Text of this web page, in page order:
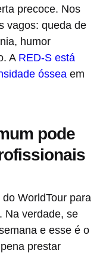
precoce. Nos
vagos: queda de
humor
A RED-S está
óssea em
pode
WorldTour para
Na verdade, se
e esse é o
prestar